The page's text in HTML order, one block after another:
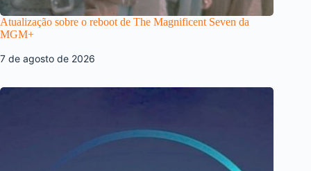
Atualização sobre o reboot de The Magnificent Seven da
MGM+
7 de agosto de 2026